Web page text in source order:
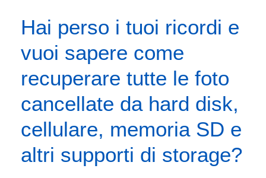
Hai perso i tuoi ricordi e
vuoi sapere come
recuperare tutte le foto
cancellate da hard disk,
cellulare, memoria SD e
altri supporti di storage?